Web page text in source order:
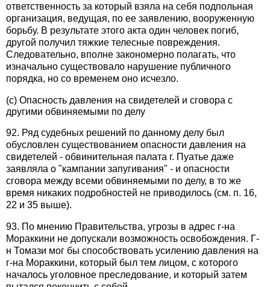
ответственность за который взяла на себя подпольная
организация, ведущая, по ее заявлению, вооруженную
борьбу. В результате этого акта один человек погиб,
другой получил тяжкие телесные повреждения.
Следовательно, вполне закономерно полагать, что
изначально существовало нарушение публичного
порядка, но со временем оно исчезло.
(c) Опасность давления на свидетелей и сговора с
другими обвиняемыми по делу
92. Ряд судебных решений по данному делу был
обусловлен существованием опасности давления на
свидетелей - обвинительная палата г. Пуатье даже
заявляла о "кампании запугивания" - и опасности
сговора между всеми обвиняемыми по делу, в то же
время никаких подробностей не приводилось (см. п. 16,
22 и 35 выше).
93. По мнению Правительства, угрозы в адрес г-на
Мораккини не допускали возможность освобождения. Г-
н Томази мог бы способствовать усилению давления на
г-на Мораккини, который был тем лицом, с которого
началось уголовное преследование, и который затем